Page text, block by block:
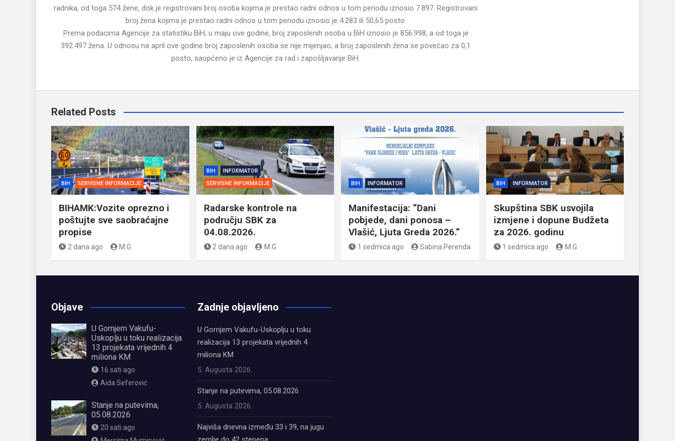
radnika, od toga 574 žene, dok je registrovani broj osoba kojima je prestao radni odnos u tom periodu iznosio 7.897. Registrovani
broj žena kojima je prestao radni odnos u tom periodu iznosio je 4.283 ili 50,65 posto.
Prema podacima Agencije za statistiku BiH, u maju ove godine, broj zaposlenih osoba u BiH iznosio je 856.998, a od toga je
392.497 žena. U odnosu na april ove godine broj zaposlenih osoba se nije mijenjao, a broj zaposlenih žena se povećao za 0,1
posto, saopćeno je iz Agencije za rad i zapošljavanje BiH.
Related Posts
BIH SERVISNE INFORMACIJE
BIHAMK:Vozite oprezno i
poštujte sve saobraćajne
propise
2 dana ago M.G.
BIH
INFORMATOR
SERVISNE INFORMACIJE
Radarske kontrole na
području SBK za
04.08.2026.
2 dana ago M.G.
BIH INFORMATOR
Manifestacija: “Dani
pobjede, dani ponosa –
Vlašić, Ljuta Greda 2026.”
1 sedmica ago Sabina Perenda
BIH INFORMATOR
Skupština SBK usvojila
izmjene i dopune Budžeta
za 2026. godinu
1 sedmica ago M.G.
Objave
U Gornjem Vakufu-
Uskoplju u toku realizacija
13 projekata vrijednih 4
miliona KM
16 sati ago
Aida Seferović
Stanje na putevima,
05.08.2026
20 sati ago
Zadnje objavljeno
U Gornjem Vakufu-Uskoplju u toku
realizacija 13 projekata vrijednih 4
miliona KM
5. Augusta 2026.
Stanje na putevima, 05.08.2026
5. Augusta 2026.
Najviša dnevna između 33 i 39, na jugu